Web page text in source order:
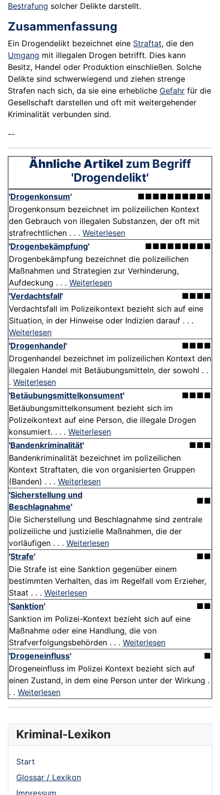
Bestrafung solcher Delikte darstellt.
Zusammenfassung
Ein Drogendelikt bezeichnet eine Straftat, die den
Umgang mit illegalen Drogen betrifft. Dies kann
Besitz, Handel oder Produktion einschließen. Solche
Delikte sind schwerwiegend und ziehen strenge
Strafen nach sich, da sie eine erhebliche Gefahr für die
Gesellschaft darstellen und oft mit weitergehender
Kriminalität verbunden sind.
--
Ähnliche Artikel zum Begriff
'Drogendelikt'
'Drogenkonsum'
■■■■■■■■■■
Drogenkonsum bezeichnet im polizeilichen Kontext
den Gebrauch von illegalen Substanzen, der oft mit
strafrechtlichen . . . Weiterlesen
'Drogenbekämpfung'
■■■■■■■■■
Drogenbekämpfung bezeichnet die polizeilichen
Maßnahmen und Strategien zur Verhinderung,
Aufdeckung . . . Weiterlesen
'Verdachtsfall'
■■■■
Verdachtsfall im Polizeikontext bezieht sich auf eine
Situation, in der Hinweise oder Indizien darauf . . .
Weiterlesen
'Drogenhandel'
■■■■
Drogenhandel bezeichnet im polizeilichen Kontext den
illegalen Handel mit Betäubungsmitteln, der sowohl . .
. Weiterlesen
'Betäubungsmittelkonsument'
■■■■
Betäubungsmittelkonsument bezieht sich im
Polizeikontext auf eine Person, die illegale Drogen
konsumiert. . . . Weiterlesen
'Bandenkriminalität'
■■■
Bandenkriminalität bezeichnet im polizeilichen
Kontext Straftaten, die von organisierten Gruppen
(Banden) . . . Weiterlesen
'Sicherstellung und
Beschlagnahme'
■■
Die Sicherstellung und Beschlagnahme sind zentrale
polizeiliche und justizielle Maßnahmen, die der
vorläufigen . . . Weiterlesen
'Strafe'
■■
Die Strafe ist eine Sanktion gegenüber einem
bestimmten Verhalten, das im Regelfall vom Erzieher,
Staat . . . Weiterlesen
'Sanktion'
■■
Sanktion im Polizei-Kontext bezieht sich auf eine
Maßnahme oder eine Handlung, die von
Strafverfolgungsbehörden . . . Weiterlesen
'Drogeneinfluss'
■
Drogeneinfluss im Polizei Kontext bezieht sich auf
einen Zustand, in dem eine Person unter der Wirkung .
. . Weiterlesen
Kriminal-Lexikon
Start
Glossar / Lexikon